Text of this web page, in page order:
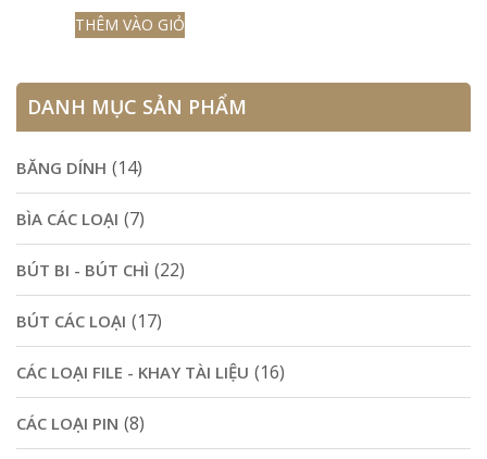
THÊM VÀO GIỎ
DANH MỤC SẢN PHẨM
BĂNG DÍNH (14)
BÌA CÁC LOẠI (7)
BÚT BI - BÚT CHÌ (22)
BÚT CÁC LOẠI (17)
CÁC LOẠI FILE - KHAY TÀI LIỆU (16)
CÁC LOẠI PIN (8)